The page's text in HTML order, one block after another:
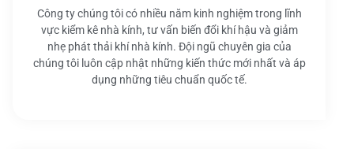
Công ty chúng tôi có nhiều năm kinh nghiệm trong lĩnh
vực kiểm kê nhà kính, tư vấn biến đổi khí hậu và giảm
nhẹ phát thải khí nhà kính. Đội ngũ chuyên gia của
chúng tôi luôn cập nhật những kiến thức mới nhất và áp
dụng những tiêu chuẩn quốc tế.